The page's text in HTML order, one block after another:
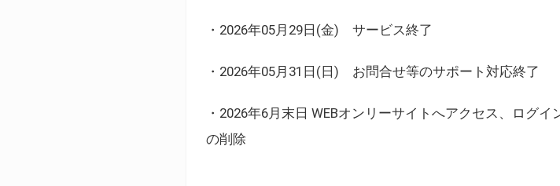
・2026年05月29日(金) サービス終了
・2026年05月31日(日) お問合せ等のサポート対応終了
・2026年6月末日 WEBオンリーサイトへアクセス、ログ
の削除